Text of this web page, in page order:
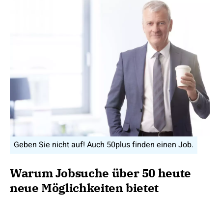
Geben Sie nicht auf! Auch 50plus finden einen Job.
Warum Jobsuche über 50 heute
neue Möglichkeiten bietet